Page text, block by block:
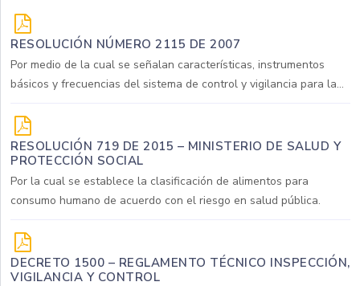
RESOLUCIÓN NÚMERO 2115 DE 2007
Por medio de la cual se señalan características, instrumentos
básicos y frecuencias del sistema de control y vigilancia para la...
RESOLUCIÓN 719 DE 2015 – MINISTERIO DE SALUD Y
PROTECCIÓN SOCIAL
Por la cual se establece la clasificación de alimentos para
consumo humano de acuerdo con el riesgo en salud pública.
DECRETO 1500 – REGLAMENTO TÉCNICO INSPECCIÓN,
VIGILANCIA Y CONTROL